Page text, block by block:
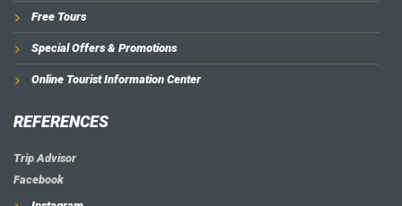
Free Tours
Special Offers & Promotions
Online Tourist Information Center
REFERENCES
Trip Advisor
Facebook